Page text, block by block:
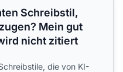
Schreibstil,
Mein gut
nicht zitiert
die von KI-